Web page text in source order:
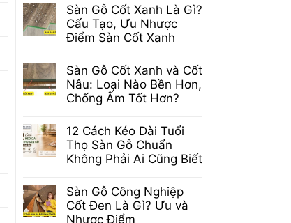
Sàn Gỗ Cốt Xanh Là Gì?
Cấu Tạo, Ưu Nhược
Điểm Sàn Cốt Xanh
bình
luận
ở
Sàn
Xanh
Là
Gì?
Cấu
Nhược
Điểm
Sàn
Cốt
Sàn Gỗ Cốt Xanh và Cốt
Nâu: Loại Nào Bền Hơn,
Chống Ẩm Tốt Hơn?
bình
luận
ở
Sàn
Xanh
và
Cốt
Nâu:
12 Cách Kéo Dài Tuổi
Thọ Sàn Gỗ Chuẩn
Không Phải Ai Cũng Biết
bình
luận
ở
Sàn Gỗ Công Nghiệp
Cốt Đen Là Gì? Ưu và
Nhược Điểm